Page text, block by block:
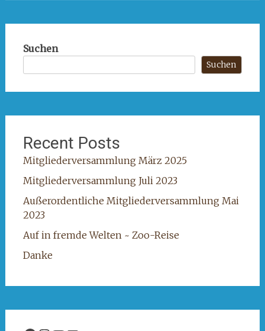
Suchen
Suchen
Recent Posts
Mitgliederversammlung März 2025
Mitgliederversammlung Juli 2023
Außerordentliche Mitgliederversammlung Mai
2023
Auf in fremde Welten ~ Zoo-Reise
Danke